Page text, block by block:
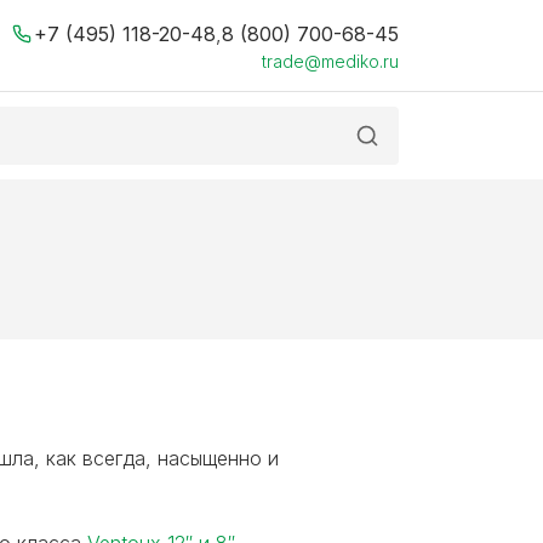
+7 (495) 118-20-48 8 (800) 700-68-45
trade@mediko.ru
как всегда, насыщенно и